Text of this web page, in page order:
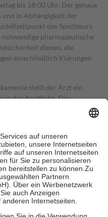
bis 18:00 Uhr. Der genaue
und in Abhängigkeit der
des Spediteurs
pharmazeutische
dienen, die
einschließlich Klärungen
stellt der Arzt ein
in der Apotheke. Die
in der Regel die
Teil davon als Zuzahlung
in Höhe von zehn
jedochfünf Euround
nie mehr als die tatsächlichen
für Online-Apotheken.
beträgt die
zehn Euro je